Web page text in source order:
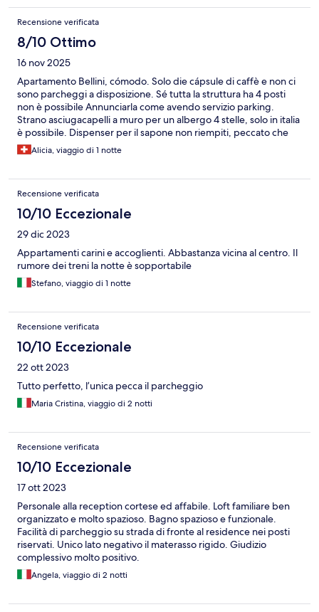
Recensione verificata
8/10 Ottimo
16 nov 2025
Apartamento Bellini, cómodo. Solo die cápsule di caffè e non ci
sono parcheggi a disposizione. Sé tutta la struttura ha 4 posti
non è possibile Annunciarla come avendo servizio parking.
Strano asciugacapelli a muro per un albergo 4 stelle, solo in italia
è possibile. Dispenser per il sapone non riempiti, peccato che
abbiano lasciato le monoporzioni poco ecologiche. Il Resto è ok,
silenzioso e centrale
Alicia, viaggio di 1 notte
Recensione verificata
10/10 Eccezionale
29 dic 2023
Appartamenti carini e accoglienti. Abbastanza vicina al centro. Il
rumore dei treni la notte è sopportabile
Stefano, viaggio di 1 notte
Recensione verificata
10/10 Eccezionale
22 ott 2023
Tutto perfetto, l’unica pecca il parcheggio
Maria Cristina, viaggio di 2 notti
Recensione verificata
10/10 Eccezionale
17 ott 2023
Personale alla reception cortese ed affabile. Loft familiare ben
organizzato e molto spazioso. Bagno spazioso e funzionale.
Facilità di parcheggio su strada di fronte al residence nei posti
riservati. Unico lato negativo il materasso rigido. Giudizio
complessivo molto positivo.
Angela, viaggio di 2 notti